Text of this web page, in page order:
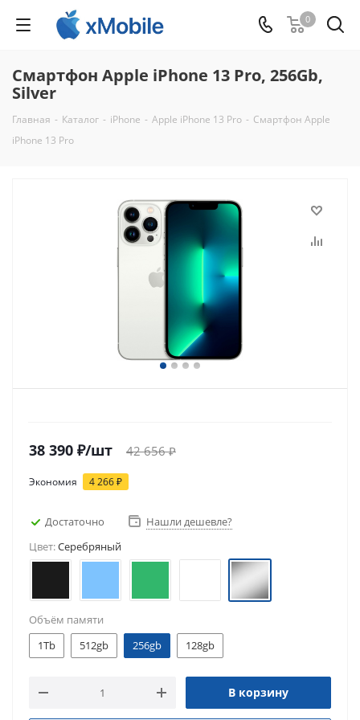
0
Смартфон Apple iPhone 13 Pro, 256Gb,
Silver
Главная - Каталог - iPhone - Apple iPhone 13 Pro - Смартфон Apple
iPhone 13 Pro
38 390 ₽/шт 42 656₽
Экономия 4 266₽
Достаточно
Нашли дешевле?
Цвет:Серебряный
Объём памяти
1Tb
512gb 256gb 128gb
В корзину